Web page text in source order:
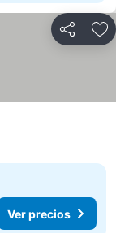
Compartir
Ver precios